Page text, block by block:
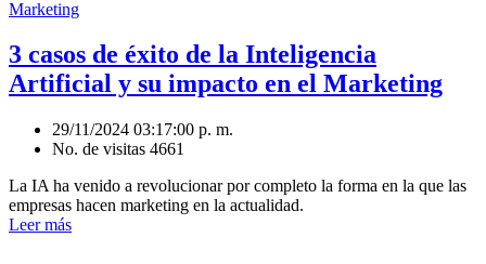
3 casos de éxito de la Inteligencia
Artificial y su impacto en el Marketing
29/11/2024 03:17:00 p. m.
No. de visitas 4661
La IA ha venido a revolucionar por completo la forma en la que las
empresas hacen marketing en la actualidad.
Leer más